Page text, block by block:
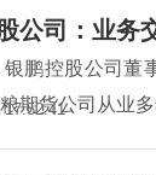
公司：业务
鹏控股公司董
期货公司从业
17:52:41